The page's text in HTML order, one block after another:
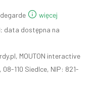
więcej
data dostępna na
MOUTON interactive
110 Siedlce, NIP: 821-